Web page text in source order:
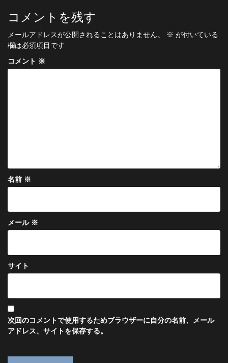
ビ
ゲ
ー
シ
コメントを残す
メールアドレスが公開されることはありません。 ※ が付いている
欄は必須項目です
コメント ※
名前 ※
メール ※
サイト
次回のコメントで使用するためブラウザーに自分の名前、メール
アドレス、サイトを保存する。